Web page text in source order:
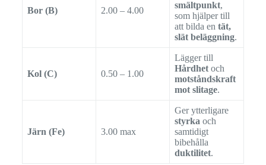
Bor (B) 2.00 – 4.00
smältpunkt,
som hjälper till
att bilda en tät,
slät beläggning.
Kol (C) 0.50 – 1.00
Lägger till
Hårdhetoch
motståndskraft
mot slitage.
Järn (Fe) 3.00 max
Ger ytterligare
styrka och
samtidigt
bibehålla
duktilitet.